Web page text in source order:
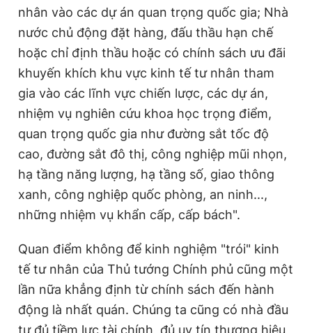
nhân vào các dự án quan trọng quốc gia; Nhà
nước chủ động đặt hàng, đấu thầu hạn chế
hoặc chỉ định thầu hoặc có chính sách ưu đãi
khuyến khích khu vực kinh tế tư nhân tham
gia vào các lĩnh vực chiến lược, các dự án,
nhiệm vụ nghiên cứu khoa học trọng điểm,
quan trọng quốc gia như đường sắt tốc độ
cao, đường sắt đô thị, công nghiệp mũi nhọn,
hạ tầng năng lượng, hạ tầng số, giao thông
xanh, công nghiệp quốc phòng, an ninh...,
những nhiệm vụ khẩn cấp, cấp bách".
Quan điểm không để kinh nghiệm "trói" kinh
tế tư nhân của Thủ tướng Chính phủ cũng một
lần nữa khẳng định từ chính sách đến hành
động là nhất quán. Chúng ta cũng có nhà đầu
tư đủ tiềm lực tài chính, đủ uy tín thương hiệu,